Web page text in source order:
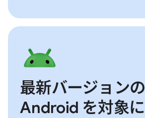
最新バージョンの
Android を対象に